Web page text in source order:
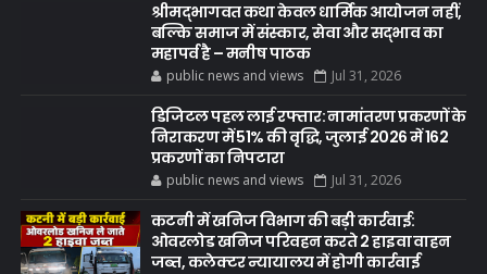
श्रीमद्भागवत कथा केवल धार्मिक आयोजन नहीं,
बल्कि समाज में संस्कार, सेवा और सद्भाव का
महापर्व है – मनीष पाठक
public news and views Jul 31, 2026
डिजिटल पहल लाई रफ्तार: नामांतरण प्रकरणों के
निराकरण में 51% की वृद्धि, जुलाई 2026 में 162
प्रकरणों का निपटारा
public news and views Jul 31, 2026
कटनी में खनिज विभाग की बड़ी कार्रवाई:
ओवरलोड खनिज परिवहन करते 2 हाइवा वाहन
जब्त, कलेक्टर न्यायालय में होगी कार्रवाई